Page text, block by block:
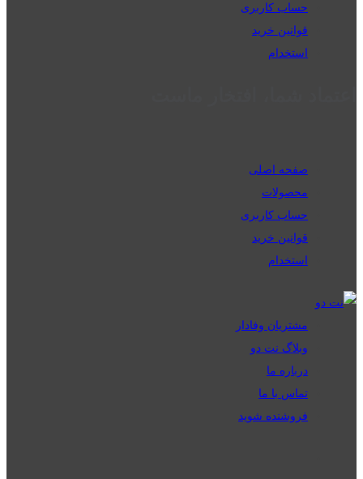
حساب کاربری
قوانین خرید
استخدام
صفحه اصلی
محصولات
حساب کاربری
قوانین خرید
استخدام
مشتریان وفادار
وبلاگ نت دو
درباره ما
تماس با ما
فروشنده شوید